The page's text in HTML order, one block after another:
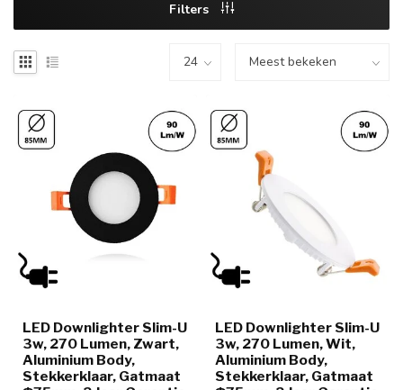
Filters
LED Downlighter Slim-U
3w, 270 Lumen, Zwart,
Aluminium Body,
Stekkerklaar, Gatmaat
LED Downlighter Slim-U
3w, 270 Lumen, Wit,
Aluminium Body,
Stekkerklaar, Gatmaat